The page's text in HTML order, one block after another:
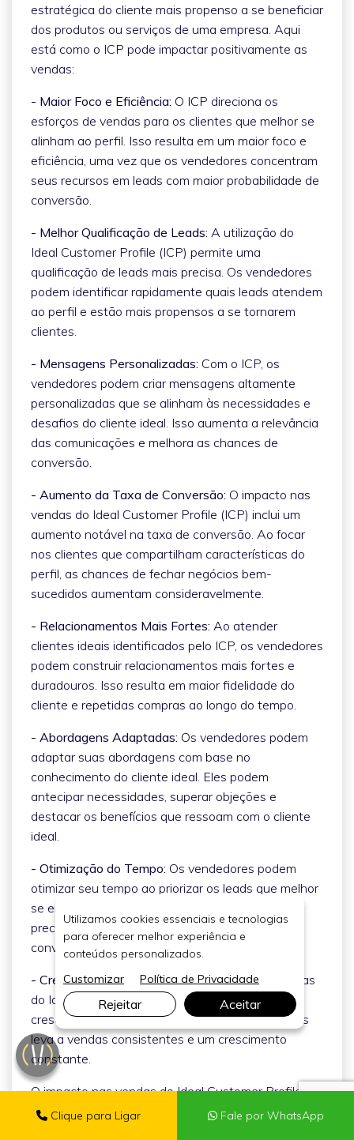
estratégica do cliente mais propenso a se beneficiar
dos produtos ou serviços de uma empresa. Aqui
está como o ICP pode impactar positivamente as
vendas:
- Maior Foco e Eficiência: O ICP direciona os
esforços de vendas para os clientes que melhor se
alinham ao perfil. Isso resulta em um maior foco e
eficiência, uma vez que os vendedores concentram
seus recursos em leads com maior probabilidade de
conversão.
- Melhor Qualificação de Leads: A utilização do
Ideal Customer Profile (ICP) permite uma
qualificação de leads mais precisa. Os vendedores
podem identificar rapidamente quais leads atendem
ao perfil e estão mais propensos a se tornarem
clientes.
- Mensagens Personalizadas: Com o ICP, os
vendedores podem criar mensagens altamente
personalizadas que se alinham às necessidades e
desafios do cliente ideal. Isso aumenta a relevância
das comunicações e melhora as chances de
conversão.
- Aumento da Taxa de Conversão: O impacto nas
vendas do Ideal Customer Profile (ICP) inclui um
aumento notável na taxa de conversão. Ao focar
nos clientes que compartilham características do
perfil, as chances de fechar negócios bem-
sucedidos aumentam consideravelmente.
- Relacionamentos Mais Fortes: Ao atender
clientes ideais identificados pelo ICP, os vendedores
podem construir relacionamentos mais fortes e
duradouros. Isso resulta em maior fidelidade do
cliente e repetidas compras ao longo do tempo.
- Abordagens Adaptadas: Os vendedores podem
adaptar suas abordagens com base no
conhecimento do cliente ideal. Eles podem
antecipar necessidades, superar objeções e
destacar os benefícios que ressoam com o cliente
ideal.
- Otimização do Tempo: Os vendedores podem
otimizar seu tempo ao priorizar os leads que melhor
se encaixam no ICP. Isso evita investir recursos
preciosos em leads com menor probabilidade de
conversão.
- Crescimento Sustentável:O Impacto nas Vendas
do Ideal Customer Profile (ICP) contribui para o
crescimento sustentável. Focar em clientes ideais
leva a vendas consistentes e um crescimento
constante.
O impacto nas vendas do Ideal Customer Profile
(ICP) é notável e positivo. Ele direciona esforços,
Clique para Ligar Fale por WhatsApp
Utilizamos cookies essenciais e tecnologias
para oferecer melhor experiência e
conteúdos personalizados.
Customizar
Política de Privacidade
Rejeitar Aceitar